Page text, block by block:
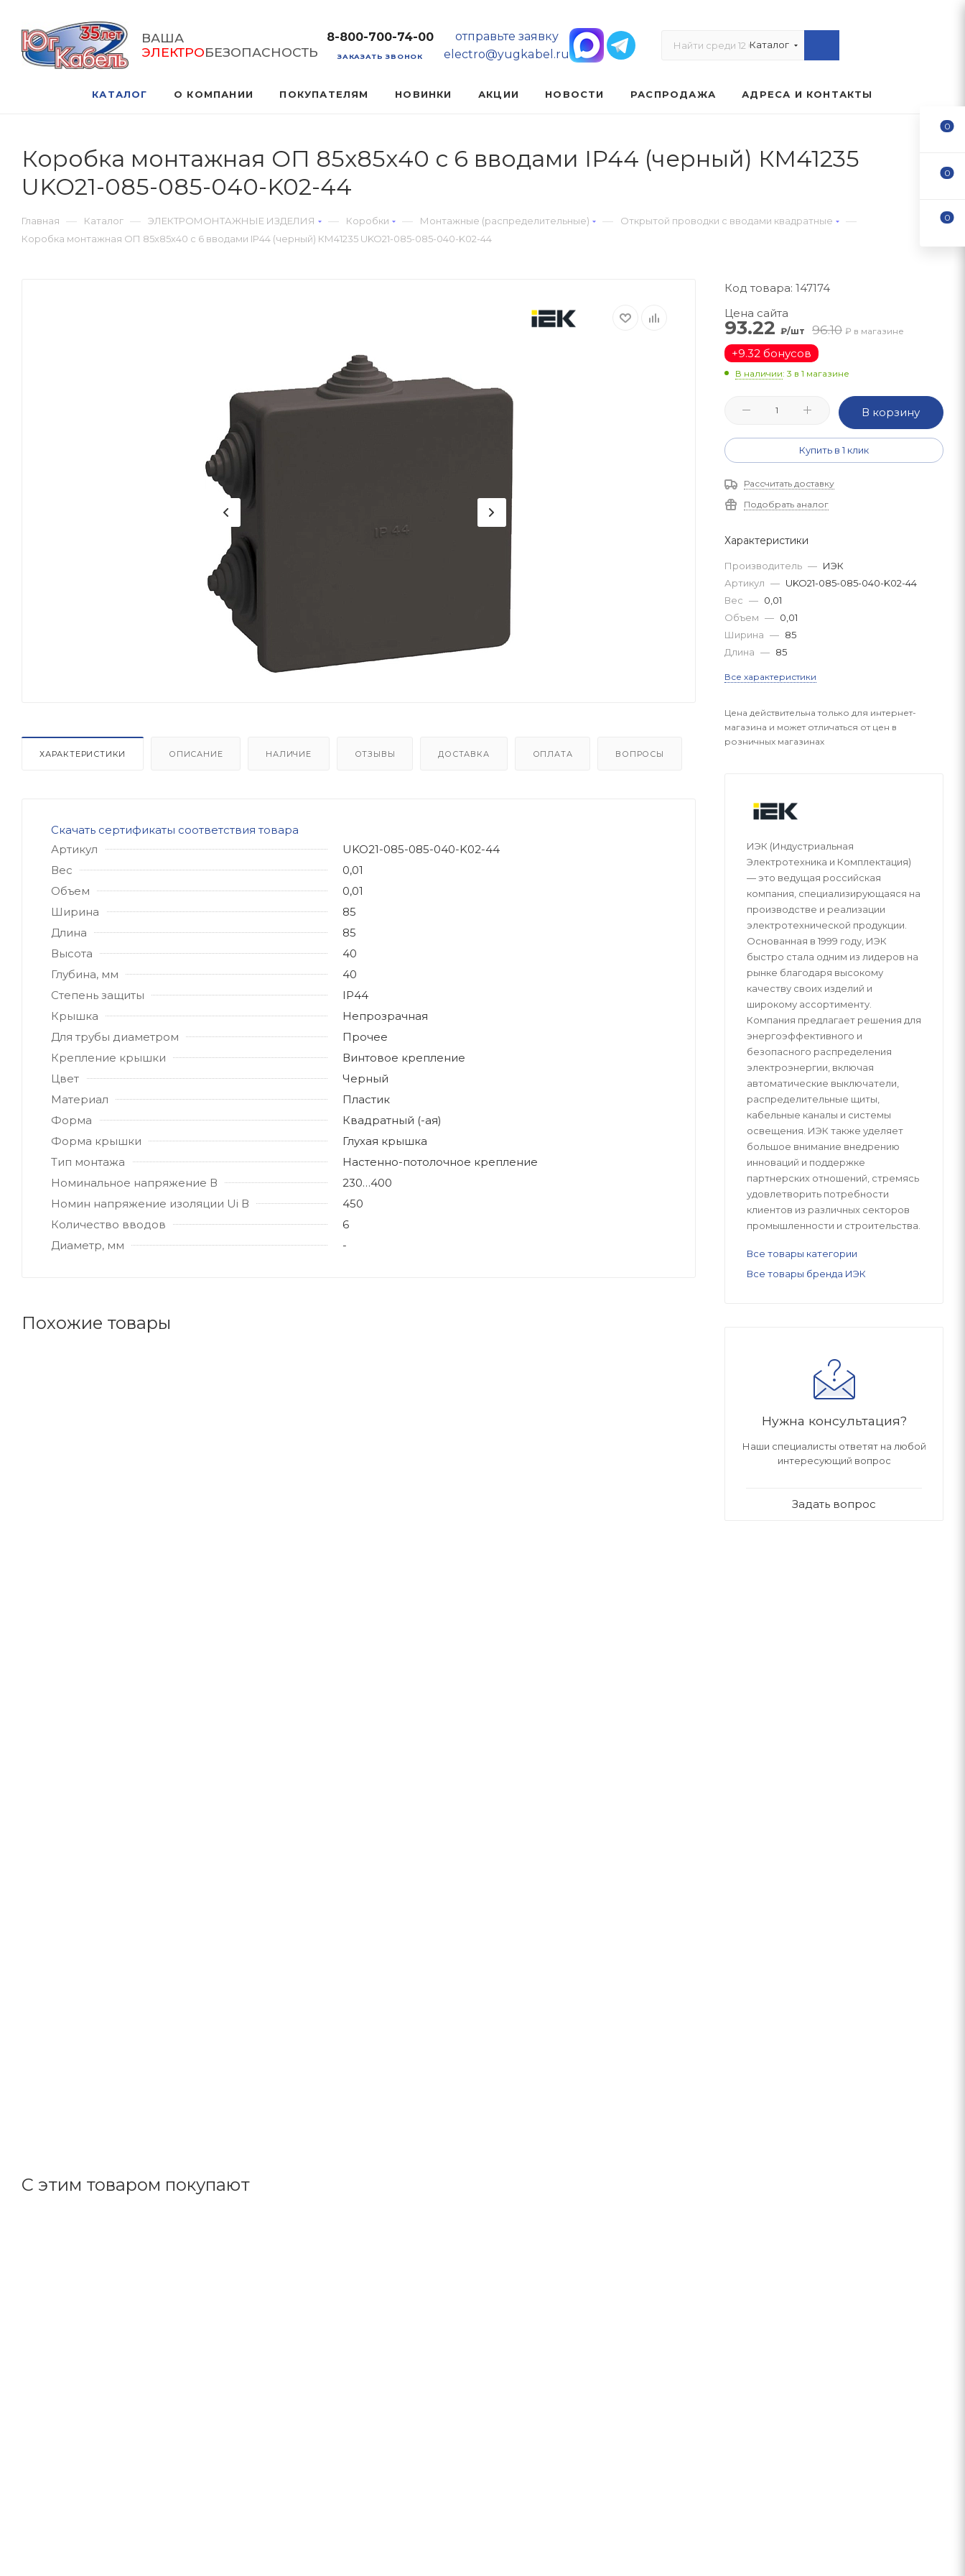
ВАША
ЭЛЕКТРОБЕЗОПАСНОСТЬ
8-800-700-74-00
ЗАКАЗАТЬ ЗВОНОК
отправьте заявку
electro@yugkabel.ru
Каталог
КАТАЛОГ О КОМПАНИИ ПОКУПАТЕЛЯМ НОВИНКИ АКЦИИ НОВОСТИ РАСПРОДАЖА АДРЕСА И КОНТАКТЫ
Коробка монтажная ОП 85х85х40 с 6 вводами IP44 (черный) КМ41235
UKO21-085-085-040-K02-44
Главная — Каталог — ЭЛЕКТРОМОНТАЖНЫЕ ИЗДЕЛИЯ — Коробки — Монтажные (распределительные) — Открытой проводки с вводами квадратные —
Коробка монтажная ОП 85х85х40 с 6 вводами IP44 (черный) КМ41235 UKO21-085-085-040-K02-44
ХАРАКТЕРИСТИКИ ОПИСАНИЕ НАЛИЧИЕ ОТЗЫВЫ ДОСТАВКА ОПЛАТА ВОПРОСЫ
Скачать сертификаты соответствия товара
Артикул
UKO21-085-085-040-K02-44
Вес
0,01
Объем
0,01
Ширина
85
Длина
85
Высота
40
Глубина, мм
40
Степень защиты
IP44
Крышка
Непрозрачная
Для трубы диаметром
Прочее
Крепление крышки
Винтовое крепление
Цвет
Черный
Материал
Пластик
Форма
Квадратный (-ая)
Форма крышки
Глухая крышка
Тип монтажа
Настенно-потолочное крепление
Номинальное напряжение В
230…400
Номин напряжение изоляции Ui В
450
Количество вводов
6
Диаметр, мм
-
Похожие товары
С этим товаром покупают
Код товара: 147174
Цена сайта
93.22 ₽/шт 96.10 ₽ в магазине
+9.32 бонусов
В наличии: 3 в 1 магазине
В корзину
Купить в 1 клик
Рассчитать доставку
Подобрать аналог
Характеристики
Производитель — ИЭК
Артикул — UKO21-085-085-040-K02-44
Вес — 0,01
Объем — 0,01
Ширина — 85
Длина — 85
Все характеристики
Цена действительна только для интернет-
магазина и может отличаться от цен в
розничных магазинах
ИЭК (Индустриальная
Электротехника и Комплектация)
— это ведущая российская
компания, специализирующаяся на
производстве и реализации
электротехнической продукции.
Основанная в 1999 году, ИЭК
быстро стала одним из лидеров на
рынке благодаря высокому
качеству своих изделий и
широкому ассортименту.
Компания предлагает решения для
энергоэффективного и
безопасного распределения
электроэнергии, включая
автоматические выключатели,
распределительные щиты,
кабельные каналы и системы
освещения. ИЭК также уделяет
большое внимание внедрению
инноваций и поддержке
партнерских отношений, стремясь
удовлетворить потребности
клиентов из различных секторов
промышленности и строительства.
Все товары категории
Все товары бренда ИЭК
Нужна консультация?
Наши специалисты ответят на любой
интересующий вопрос
Задать вопрос
0
0
0